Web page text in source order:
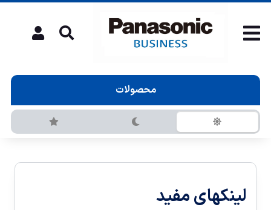
محصولات
لینکهای مفید